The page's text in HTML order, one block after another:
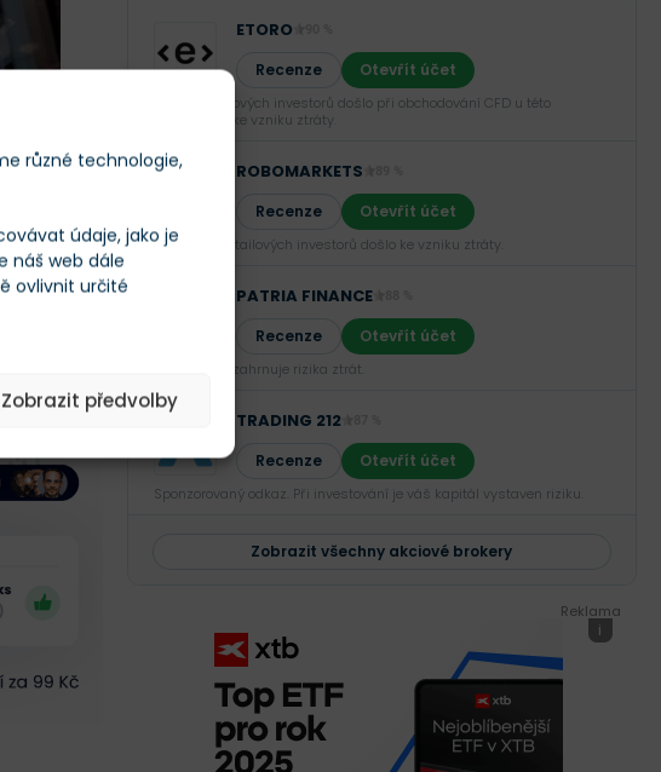
různé technologie,
údaje, jako je
náš web dále
ovlivnit určité
Zobrazit předvolby
ETORO
Recenze Otevřít účet
U 52 % retailových investorů došlo při obchodování CFD u této
společnosti ke vzniku ztráty.
ROBOMARKETS
Recenze Otevřít účet
U 66,02 % retailových investorů došlo ke vzniku ztráty.
PATRIA FINANCE
Recenze Otevřít účet
Investování zahrnuje rizika ztrát.‎
TRADING 212
Recenze Otevřít účet
Sponzorovaný odkaz. Při investování je váš kapitál vystaven riziku.
Zobrazit všechny akciové brokery
Reklama
i